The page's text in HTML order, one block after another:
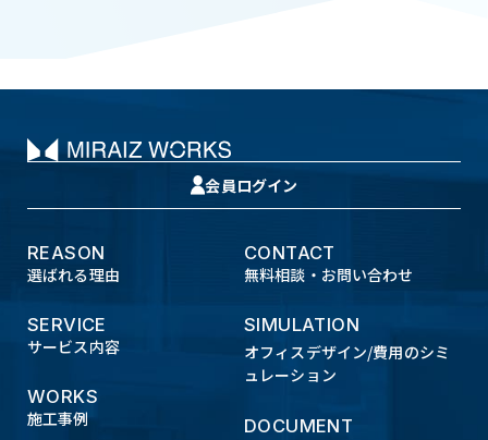
会員ログイン
REASON
選ばれる理由
SERVICE
サービス内容
WORKS
施工事例
CONTACT
無料相談・お問い合わせ
SIMULATION
オフィスデザイン/費用のシミ
ュレーション
DOCUMENT